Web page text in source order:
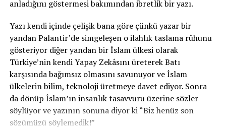
göçmen hareketlerinin izlenmesine, finansal
davranışların analizinden seçim kampanyalarının
yönetilmesine kadar uzanan geniş bir alanda yeni iktidar
dili veri üzerinden kuruluyor.
Böyle bir çağda hâlâ yalnızca“İslamcılık neden
başarısız oldu?”sorusuna sıkışıp kalmak, yangın çıkan
binada duvar boyasının rengini tartışmaya benziyor!
Elbette İslamcılık eleştirilebilir, eleştirilmelidir çünkü
son yarım asır bize gösterdi ki birçok İslamcı hareket,
anladığını göstermesi bakımından ibretlik bir yazı.
Yazı kendi içinde çelişik bana göre çünkü yazar bir
yandan Palantir’de simgeleşen o ilahlık taslama rûhunu
gösteriyor diğer yandan bir İslam ülkesi olarak
Türkiye’nin kendi Yapay Zekâsını üreterek Batı
karşısında bağımsız olmasını savunuyor ve İslam
ülkelerin bilim, teknoloji üretmeye davet ediyor. Sonra
da dönüp İslam’ın insanlık tasavvuru üzerine sözler
söylüyor ve yazının sonuna diyor ki “Biz henüz son
sözümüzü söylemedik!”